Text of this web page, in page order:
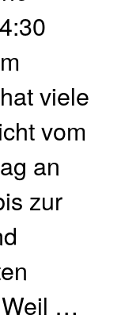
viele
vom
an
zur
Weil …